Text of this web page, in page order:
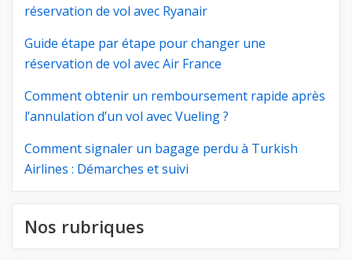
réservation de vol avec Ryanair
Guide étape par étape pour changer une
réservation de vol avec Air France
Comment obtenir un remboursement rapide après
l’annulation d’un vol avec Vueling ?
Comment signaler un bagage perdu à Turkish
Airlines : Démarches et suivi
Nos rubriques